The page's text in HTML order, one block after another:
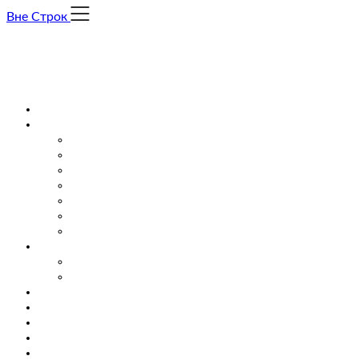
Skip
Вне Строк